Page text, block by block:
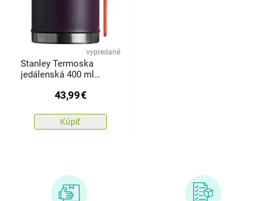
vypredané
Stanley Termoska
jedálenská 400 ml
43,99€
Kúpiť